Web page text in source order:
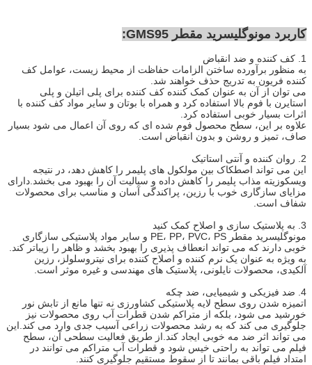
کاربرد مونوگلیسرید مقطر GMS95:
1. کف کننده و ضد انقباض
به منظور برآورده ساختن الزامات حفاظت از محیط زیست، عوامل کف
کننده فریون به تدریج حذف خواهند شد.
می توان از آن به عنوان کمک کننده کف کننده برای پلی اتیلن و پلی
استایرن با فوم بالا استفاده کرد و همراه با بوتان و سایر مواد کف کننده با
اثرات بسیار خوبی استفاده کرد.
علاوه بر این، سطح محصول فوم شده ای که روی آن اعمال می شود بسیار
صاف، تمیز و روشن و بدون انقباض است.
2. روان کننده و آنتی استاتیک
این می تواند اصطکاک بین مولکول های پلیمر را کاهش دهد، در نتیجه
ویسکوزیته مذاب پلیمر را کاهش داده و سیالیت آن را بهبود می بخشد.دارای
مزایای سازگاری خوب با رزین، پراکندگی آسان و مناسب برای محصولات
شفاف است.
3. به پلاستیک سازی و اصلاح کمک کنید
مونوگلیسرید مقطر PE، PP، PVC، PS و سایر مواد پلاستیکی سازگاری
خوبی دارند که می تواند انعطاف پذیری را بهبود بخشد و ظاهر را زیباتر کند.
به ویژه به عنوان یک نرم کننده و اصلاح کننده برای نیتروسلولز، رزین
آلکیدی، محصولات نایلونی، پلاستیک های مهندسی و غیره موثر است.
4. ضد فیزیکی و شیمیایی، ضد چکه
اتمیزه شدن روی سطح لایه پلاستیکی کشاورزی نه تنها مانع از تابش نور
خورشید می شود، بلکه از متراکم شدن قطرات آب روی محصولات نیز
جلوگیری می کند که به رشد محصولات زراعی آسیب جدی وارد می کند.این
می تواند اثر ضد مه خوبی ایجاد کند.از طریق فعالیت سطحی آن، سطح
فیلم می تواند به راحتی خیس شود و قطرات آب متراکم می توانند در
امتداد فیلم باقی بمانند تا از سقوط مستقیم جلوگیری کنند.